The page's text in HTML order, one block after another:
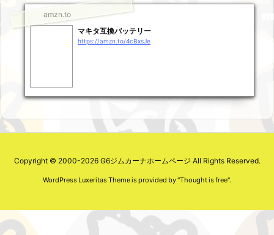
amzn.to
マキタ互換バッテリー
https://amzn.to/4cBxsJe
Copyright © 2000-2026 G6ジムカーナホームページ All Rights Reserved.
WordPress Luxeritas Theme is provided by "Thought is free".